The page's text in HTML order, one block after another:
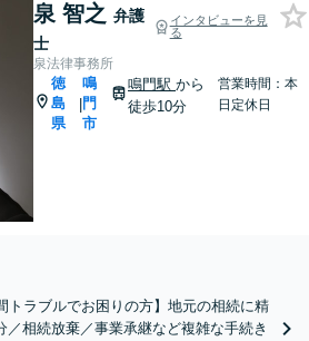
泉 智之 弁護
士
インタビューを見
る
泉法律事務所
徳
島
県
|
鳴
門
市
鳴門駅 から
徒歩10分
営業時間：本
日定休日
トラブルでお困りの方】地元の相続に精
相続放棄／事業承継など複雑な手続き